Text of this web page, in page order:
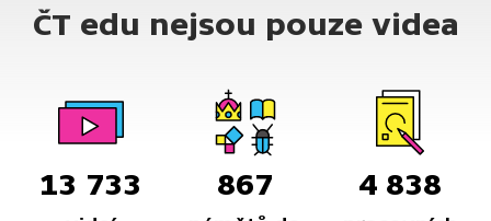
ČT edu nejsou pouze videa
13 733 867 4 838